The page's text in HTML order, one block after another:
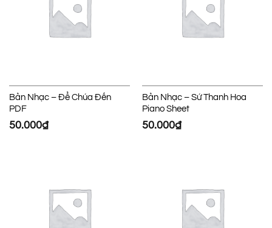
Bản Nhạc – Để Chúa Đến
PDF
50.000₫
Bản Nhạc – Sứ Thanh Hoa
Piano Sheet
50.000₫